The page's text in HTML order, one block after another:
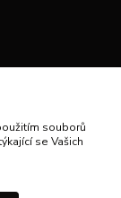
souborů
se Vašich